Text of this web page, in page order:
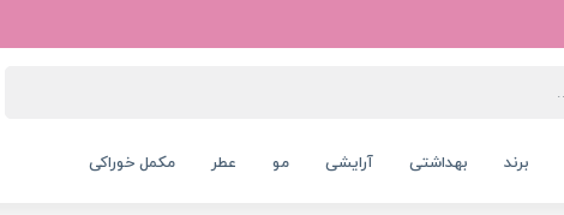
برند بهداشتی آرایشی مو عطر مکمل خوراکی